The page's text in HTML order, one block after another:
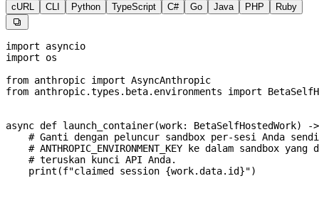
cURL CLI Python TypeScript C# Go Java PHP Ruby

import asyncio
import os
from anthropic import AsyncAnthropic
from anthropic.types.beta.environments import
async def launch_container(work: BetaSelfHostedWork)
# Ganti dengan peluncur sandbox per-sesi Anda
# ANTHROPIC_ENVIRONMENT_KEY ke dalam sandbox yang
    # teruskan kunci API Anda.
    print
(f"claimed session {work.data.id}")